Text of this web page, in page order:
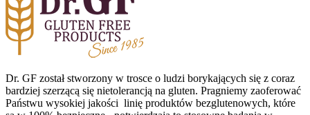
Dr. GF został stworzony w trosce o ludzi borykających się z coraz
bardziej szerzącą się nietolerancją na gluten. Pragniemy zaoferować
Państwu wysokiej jakości linię produktów bezglutenowych, które